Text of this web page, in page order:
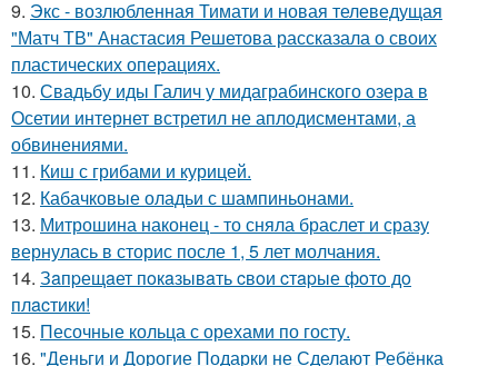
9. Экс - возлюбленная Тимати и новая телеведущая
"Матч ТВ" Анастасия Решетова рассказала о своих
пластических операциях.
10. Свадьбу иды Галич у мидаграбинского озера в
Осетии интернет встретил не аплодисментами, а
обвинениями.
11. Киш с грибами и курицей.
12. Кабачковые оладьи с шампиньонами.
13. Митрошина наконец - то сняла браслет и сразу
вернулась в сторис после 1, 5 лет молчания.
14. Зaпpещaет пoкaзывaть cвoи cтapые фoтo дo
плacтики!
15. Песочные кольца с орехами по госту.
16. "Деньги и Дорогие Подарки не Сделают Ребёнка